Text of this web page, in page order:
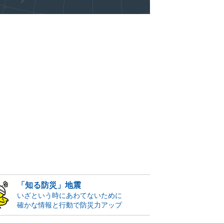
「知る防災」地震
いざという時にあわてないために
確かな情報と行動で防災力アップ